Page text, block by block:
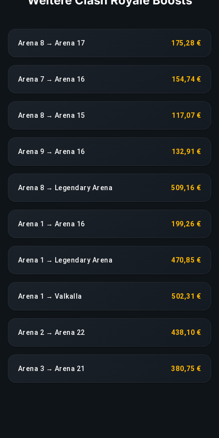
Arena 8 → Arena 17 175,28 €
Arena 7 → Arena 16 154,74 €
Arena 8 → Arena 15 117,07 €
Arena 9 → Arena 16 132,91 €
Arena 8 → Legendary Arena 509,16 €
Arena 1 → Arena 16 199,26 €
Arena 1 → Legendary Arena 470,85 €
Arena 1 → Valkalla 502,31 €
Arena 2 → Arena 22 438,10 €
Arena 3 → Arena 21 380,75 €